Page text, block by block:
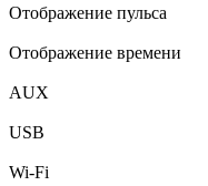
Отображение пульса
Отображение времени
AUX
USB
Wi-Fi